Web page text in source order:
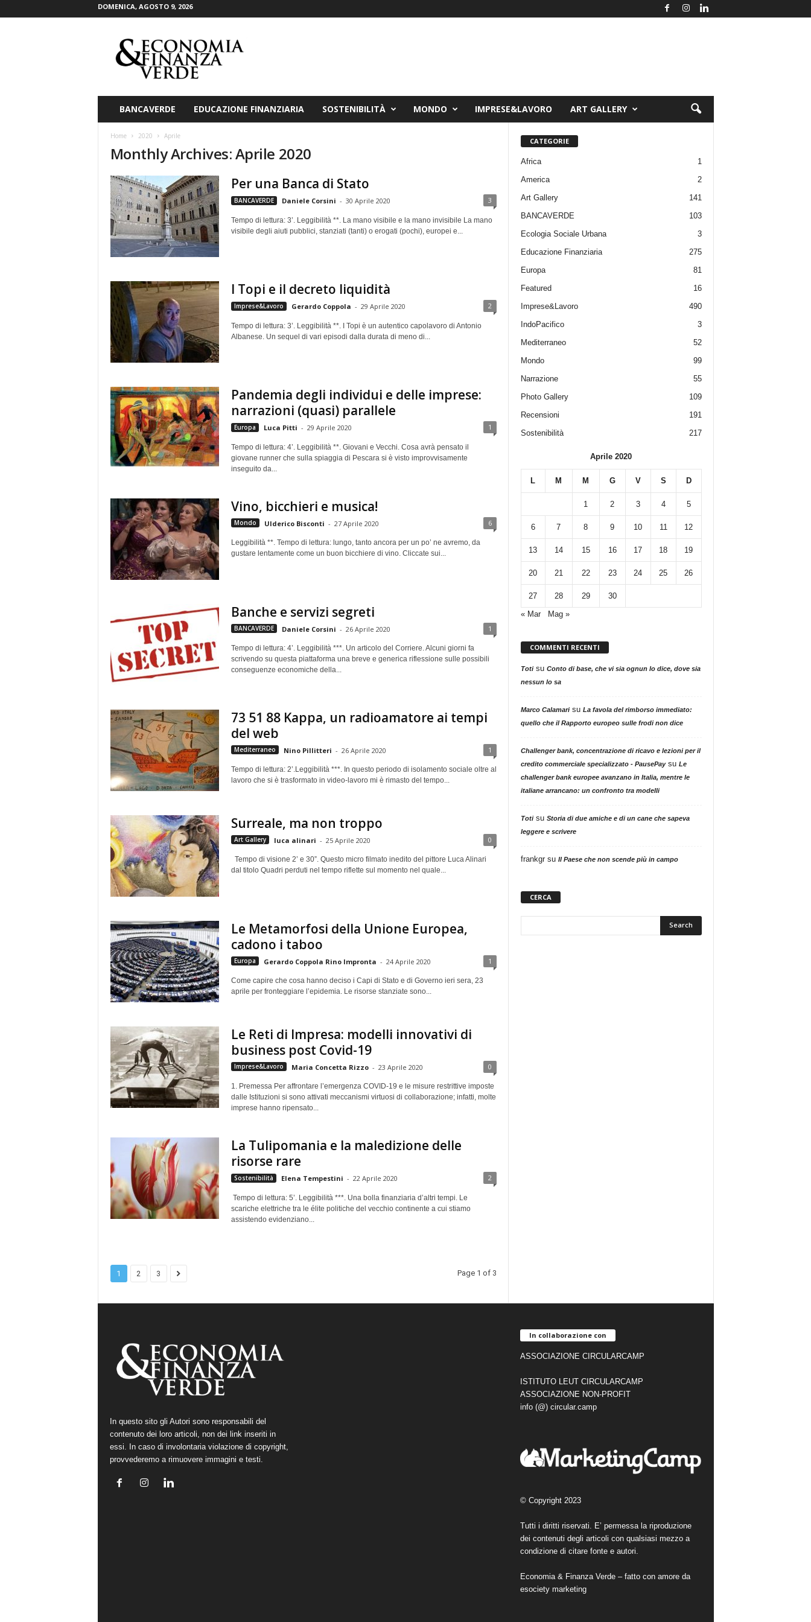
DOMENICA, AGOSTO 9, 2026
BANCAVERDE EDUCAZIONE FINANZIARIA SOSTENIBILITÀ MONDO IMPRESE&LAVORO ART GALLERY
Home 2020 Aprile
Monthly Archives: Aprile 2020
Per una Banca di Stato
BANCAVERDE Daniele Corsini - 30 Aprile 2020 3
Tempo di lettura: 3’. Leggibilità **. La mano visibile e la mano invisibile La mano
visibile degli aiuti pubblici, stanziati (tanti) o erogati (pochi), europei e...
I Topi e il decreto liquidità
Imprese&Lavoro Gerardo Coppola - 29 Aprile 2020 2
Tempo di lettura: 3’. Leggibilità **. I Topi è un autentico capolavoro di Antonio
Albanese. Un sequel di vari episodi dalla durata di meno di...
Pandemia degli individui e delle imprese:
narrazioni (quasi) parallele
Europa Luca Pitti - 29 Aprile 2020 1
Tempo di lettura: 4’. Leggibilità **. Giovani e Vecchi. Cosa avrà pensato il
giovane runner che sulla spiaggia di Pescara si è visto improvvisamente
inseguito da...
Vino, bicchieri e musica!
Mondo Ulderico Bisconti - 27 Aprile 2020 6
Leggibilità **. Tempo di lettura: lungo, tanto ancora per un po’ ne avremo, da
gustare lentamente come un buon bicchiere di vino. Cliccate sui...
Banche e servizi segreti
BANCAVERDE Daniele Corsini - 26 Aprile 2020 1
Tempo di lettura: 4’. Leggibilità ***. Un articolo del Corriere. Alcuni giorni fa
scrivendo su questa piattaforma una breve e generica riflessione sulle possibili
conseguenze economiche della...
73 51 88 Kappa, un radioamatore ai tempi
del web
Mediterraneo Nino Pillitteri - 26 Aprile 2020 1
Tempo di lettura: 2’.Leggibilità ***. In questo periodo di isolamento sociale oltre al
lavoro che si è trasformato in video-lavoro mi è rimasto del tempo...
Surreale, ma non troppo
Art Gallery luca alinari - 25 Aprile 2020 0
Tempo di visione 2’ e 30”. Questo micro filmato inedito del pittore Luca Alinari
dal titolo Quadri perduti nel tempo riflette sul momento nel quale...
Le Metamorfosi della Unione Europea,
cadono i taboo
Europa Gerardo Coppola Rino Impronta - 24 Aprile 2020 1
Come capire che cosa hanno deciso i Capi di Stato e di Governo ieri sera, 23
aprile per fronteggiare l’epidemia. Le risorse stanziate sono...
Le Reti di Impresa: modelli innovativi di
business post Covid-19
Imprese&Lavoro Maria Concetta Rizzo - 23 Aprile 2020 0
1. Premessa Per affrontare l’emergenza COVID-19 e le misure restrittive imposte
dalle Istituzioni si sono attivati meccanismi virtuosi di collaborazione; infatti, molte
imprese hanno ripensato...
La Tulipomania e la maledizione delle
risorse rare
Sostenibilità Elena Tempestini - 22 Aprile 2020 2
Tempo di lettura: 5’. Leggibilità ***. Una bolla finanziaria d’altri tempi. Le
scariche elettriche tra le élite politiche del vecchio continente a cui stiamo
assistendo evidenziano...
1 2 3 Page 1 of 3
CATEGORIE
Africa
1
America
2
Art Gallery
141
BANCAVERDE
103
Ecologia Sociale Urbana
3
Educazione Finanziaria
275
Europa
81
Featured
16
Imprese&Lavoro
490
IndoPacifico
3
Mediterraneo
52
Mondo
99
Narrazione
55
Photo Gallery
109
Recensioni
191
Sostenibilità
217
Aprile 2020
L M M G V S D
1 2 3 4 5
6 7 8 9 10 11 12
13 14 15 16 17 18 19
20 21 22 23 24 25 26
27 28 29
30
« Mar
Mag »
COMMENTI RECENTI
Totisu Conto di base, che vi sia ognun lo dice, dove sia
nessun lo sa
Marco Calamarisu La favola del rimborso immediato:
quello che il Rapporto europeo sulle frodi non dice
Challenger bank, concentrazione di ricavo e lezioni per il
credito commerciale specializzato - PausePaysu Le
challenger bank europee avanzano in Italia, mentre le
italiane arrancano: un confronto tra modelli
Totisu Storia di due amiche e di un cane che sapeva
leggere e scrivere
frankgrsu Il Paese che non scende più in campo
CERCA
In questo sito gli Autori sono responsabili del
contenuto dei loro articoli, non dei link inseriti in
essi. In caso di involontaria violazione di copyright,
provvederemo a rimuovere immagini e testi.
In collaborazione con
ASSOCIAZIONE CIRCULARCAMP
ISTITUTO LEUT CIRCULARCAMP
ASSOCIAZIONE NON-PROFIT
info (@) circular.camp
© Copyright 2023
Tutti i diritti riservati. E’ permessa la riproduzione
dei contenuti degli articoli con qualsiasi mezzo a
condizione di citare fonte e autori.
Economia & Finanza Verde – fatto con amore da
esociety marketing